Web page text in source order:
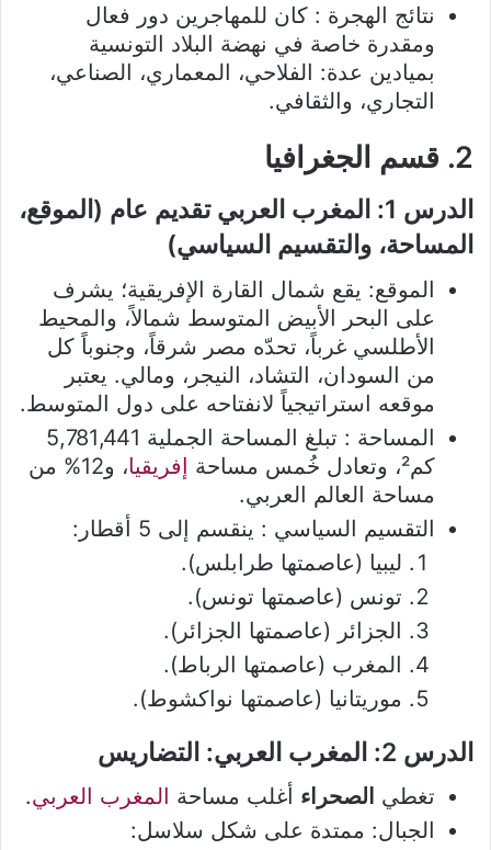
نتائج الهجرة : كان للمهاجرين دور فعال
ومقدرة خاصة في نهضة البلاد التونسية
بميادين عدة: الفلاحي، المعماري، الصناعي،
التجاري، والثقافي.
2. قسم الجغرافيا
الدرس 1: المغرب العربي تقديم عام (الموقع،
المساحة، والتقسيم السياسي)
الموقع: يقع شمال القارة الإفريقية؛ يشرف
على البحر الأبيض المتوسط شمالاً، والمحيط
الأطلسي غرباً، تحدّه مصر شرقاً، وجنوباً كل
من السودان، التشاد، النيجر، ومالي. يعتبر
موقعه استراتيجياً لانفتاحه على دول المتوسط.
المساحة : تبلغ المساحة الجملية 5,781,441
كم²، وتعادل خُمس مساحة
إفريقيا
، و12% من
مساحة العالم العربي.
التقسيم السياسي : ينقسم إلى 5 أقطار:
ليبيا (عاصمتها طرابلس).
تونس (عاصمتها تونس).
الجزائر (عاصمتها الجزائر).
المغرب (عاصمتها الرباط).
موريتانيا (عاصمتها نواكشوط).
الدرس 2: المغرب العربي: التضاريس
تغطي الصحراء أغلب مساحة المغرب العربي.
الجبال: ممتدة على شكل سلاسل: